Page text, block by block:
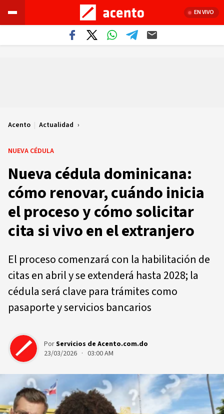
EN VIVO
Acento | Actualidad
NUEVA CÉDULA
Nueva cédula dominicana:
cómo renovar, cuándo inicia
el proceso y cómo solicitar
cita si vivo en el extranjero
El proceso comenzará con la habilitación de
citas en abril y se extenderá hasta 2028; la
cédula será clave para trámites como
pasaporte y servicios bancarios
PorServicios de Acento.com.do
23/03/2026 · 03:00 AM